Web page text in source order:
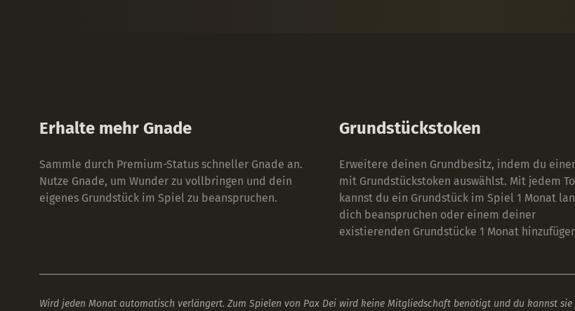
Erhalte mehr Gnade
Sammle durch Premium-Status schneller Gnade an.
Nutze Gnade, um Wunder zu vollbringen und dein
eigenes Grundstück im Spiel zu beanspruchen.
Grundstückstoken
Erweitere deinen Grundbesitz, indem du
mit Grundstückstoken auswählst. Mit jedem
kannst du ein Grundstück im Spiel 1 Monat
dich beanspruchen oder einem deiner
existierenden Grundstücke 1 Monat
Wird jeden Monat automatisch verlängert. Zum Spielen von Pax Dei wird keine Mitgliedschaft benötigt und du kannst sie